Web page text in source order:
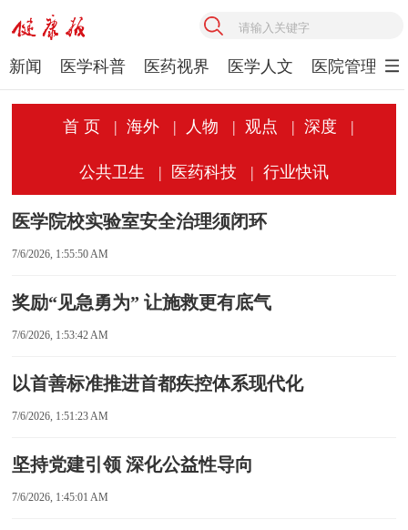
新闻 医学科普 医药视界 医学人文 医院管理
首 页 | 海外 | 人物 | 观点 | 深度 |
公共卫生 | 医药科技 | 行业快讯
医学院校实验室安全治理须闭环
7/6/2026, 1:55:50 AM
奖励“见急勇为” 让施救更有底气
7/6/2026, 1:53:42 AM
以首善标准推进首都疾控体系现代化
7/6/2026, 1:51:23 AM
坚持党建引领 深化公益性导向
7/6/2026, 1:45:01 AM